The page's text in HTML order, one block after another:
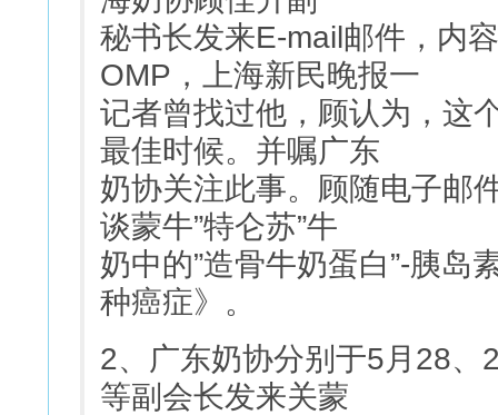
秘书长发来E-mail邮件，内
OMP，上海新民晚报一
记者曾找过他，顾认为，这
最佳时候。并嘱广东
奶协关注此事。顾随电子邮
谈蒙牛”特仑苏”牛
奶中的”造骨牛奶蛋白”-胰岛
种癌症》。
2、广东奶协分别于5月28
等副会长发来关蒙